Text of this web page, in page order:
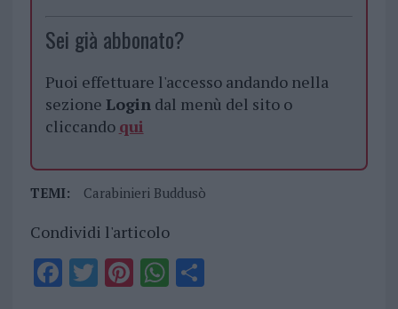
Sei già abbonato?
Puoi effettuare l'accesso andando nella
sezione Logindal menù del sito o
cliccando qui
TEMI: Carabinieri Buddusò
Condividi l'articolo
F T PiWS